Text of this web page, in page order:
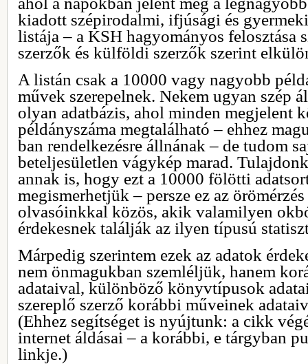
kiadott szépirodalmi, ifjúsági és
listája – a KSH hagyományos felosztása
szerzők és külföldi szerzők szerint
A listán csak a 10000 vagy nagyobb
művek szerepelnek. Nekem ugyan szép
olyan adatbázis, ahol minden megjelent
példányszáma megtalálható – ehhez
ban rendelkezésre állnának – de tudom
beteljesületlen vágykép marad.
annak is, hogy ezt a 10000 fölötti
megismerhetjük – persze ez az
olvasóinkkal közös, akik valamilyen
érdekesnek találják az ilyen típusú
Márpedig szerintem ezek az adatok
nem önmagukban szemléljük, hanem
adataival, különböző könyvtípusok
szereplő szerző korábbi műveinek
(Ehhez segítséget is nyújtunk: a cikk
internet áldásai – a korábbi, e tárgyban
linkje.)